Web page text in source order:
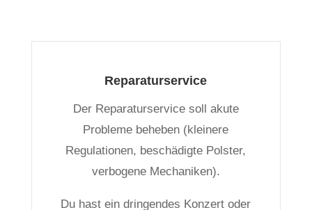
Reparaturservice
Der Reparaturservice soll akute
Probleme beheben (kleinere
Regulationen, beschädigte Polster,
verbogene Mechaniken).
Du hast ein dringendes Konzert oder